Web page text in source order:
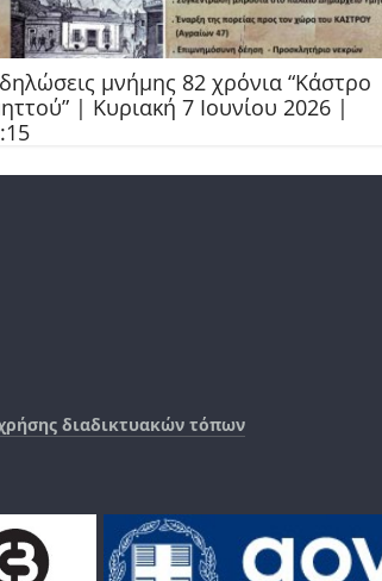
μνήμης 82 χρόνια “Κάστρο
| Κυριακή 7 Ιουνίου 2026 |
διαδικτυακών τόπων